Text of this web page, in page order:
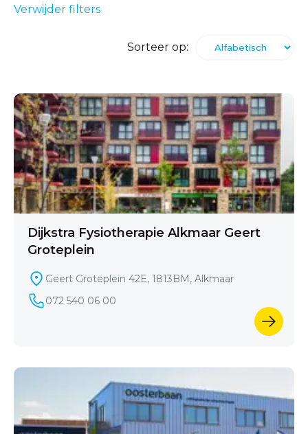
Verwijder filters
Sorteer op:
Dijkstra Fysiotherapie Alkmaar Geert
Groteplein
Geert Groteplein 42E, 1813BM, Alkmaar
072 540 06 00